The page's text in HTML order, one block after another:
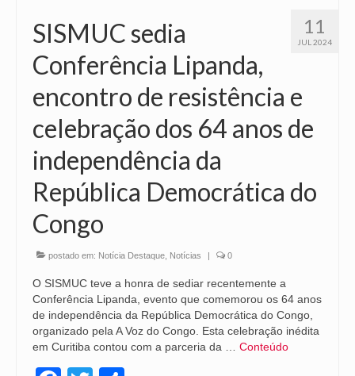
11
JUL 2024
SISMUC sedia
Conferência Lipanda,
encontro de resistência e
celebração dos 64 anos de
independência da
República Democrática do
Congo
postado em: Notícia Destaque Notícias | 0
O SISMUC teve a honra de sediar recentemente a
Conferência Lipanda, evento que comemorou os 64 anos
de independência da República Democrática do Congo,
organizado pela A Voz do Congo. Esta celebração inédita
em Curitiba contou com a parceria da … Conteúdo